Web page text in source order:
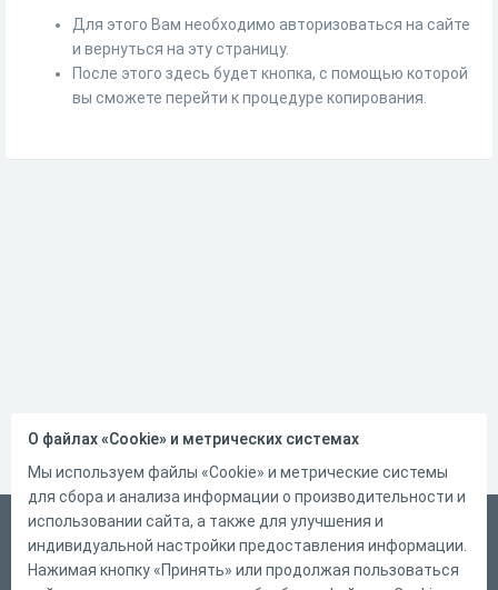
Для этого Вам необходимо авторизоваться на сайте
и вернуться на эту страницу.
После этого здесь будет кнопка, с помощью которой
вы сможете перейти к процедуре копирования.
Русский
Справка
О файлах «Cookie» и метрических системах
Мы используем файлы «Cookie» и метрические системы
для сбора и анализа информации о производительности и
использовании сайта, а также для улучшения и
индивидуальной настройки предоставления информации.
Нажимая кнопку «Принять» или продолжая пользоваться